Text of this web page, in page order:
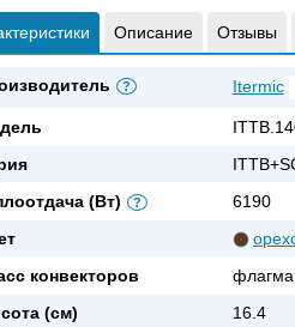
Описание Отзывы
? Itermic
(Вт)
?
6190
конвекторов
(см)
16.4